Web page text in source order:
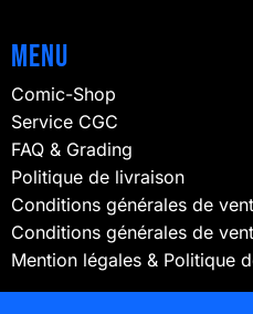
Menu
Comic-Shop
Service CGC
FAQ & Grading
Politique de livraison
Conditions générales de
Conditions générales de
Mention légales & Politique